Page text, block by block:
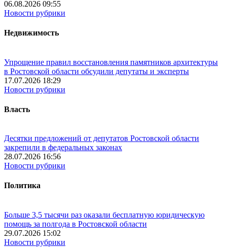
06.08.2026 09:55
Новости рубрики
Недвижимость
Упрощение правил восстановления памятников архитектуры
в Ростовской области обсудили депутаты и эксперты
17.07.2026 18:29
Новости рубрики
Власть
Десятки предложений от депутатов Ростовской области
закрепили в федеральных законах
28.07.2026 16:56
Новости рубрики
Политика
Больше 3,5 тысячи раз оказали бесплатную юридическую
помощь за полгода в Ростовской области
29.07.2026 15:02
Новости рубрики